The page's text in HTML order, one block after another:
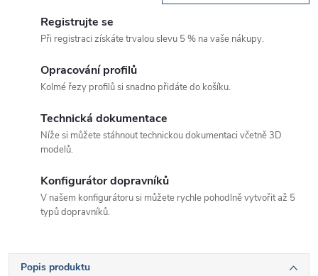
Registrujte se
Při registraci získáte trvalou slevu 5 % na vaše nákupy.
Opracování profilů
Kolmé řezy profilů si snadno přidáte do košíku.
Technická dokumentace
Níže si můžete stáhnout technickou dokumentaci včetně 3D
modelů.
Konfigurátor dopravníků
V našem konfigurátoru si můžete rychle pohodlně vytvořit až 5
typů dopravníků.
Popis produktu